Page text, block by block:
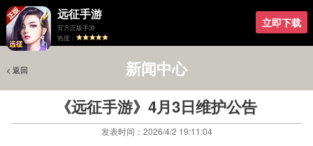
远征手游
官方正版手游
热度：
立即下载
新闻中心
< 返回
< 返回
《远征手游》4月3日维护公告
发表时间：2026/4/2 19:11:04